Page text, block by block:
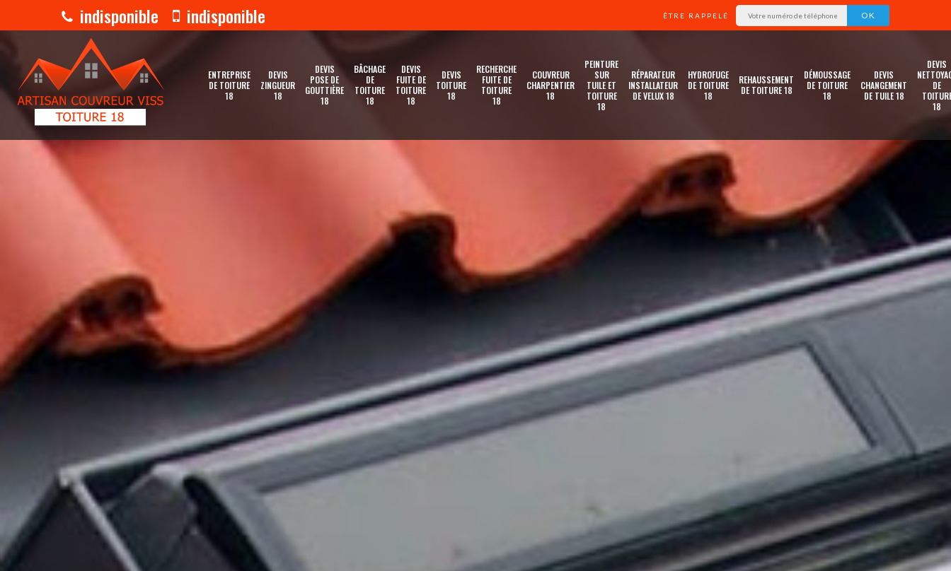
indisponible indisponible ÊTRE RAPPELÉ
ENTREPRISE
DE TOITURE
18
DEVIS
ZINGUEUR
18
DEVIS
POSE DE
GOUTTIÈRE
18
BÂCHAGE
DE
TOITURE
18
DEVIS
FUITE DE
TOITURE
18
DEVIS
TOITURE
18
RECHERCHE
FUITE DE
TOITURE
18
COUVREUR
CHARPENTIER
18
PEINTURE
SUR
TUILE ET
TOITURE
18
RÉPARATEUR
INSTALLATEUR
DE VELUX 18
HYDROFUGE
DE TOITURE
18
REHAUSSEMENT
DE TOITURE 18
DÉMOUSSAGE
DE TOITURE
18
DEVIS
CHANGEMENT
DE TUILE 18
DEVIS
DE
18